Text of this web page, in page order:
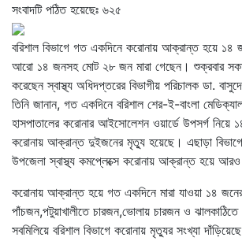
সংবাদটি পঠিত হয়েছেঃ ৬২৫
বরিশাল বিভাগে গত একদিনে করোনায় আক্রান্ত হয়ে ১৪
আরো ১৪ জনসহ মোট ২৮ জন মারা গেছেন। শুক্রবার
করেছেন স্বাস্থ্য অধিদপ্তরের বিভাগীয় পরিচালক ডা.
তিনি জানান, গত একদিনে বরিশাল শের-ই-বাংলা
হাসপাতালের করোনার আইসোলেশন ওয়ার্ডে উপসর্গ নিয়ে
করোনায় আক্রান্ত দুইজনের মৃত্যু হয়েছে। এছাড়া
উপজেলা স্বাস্থ্য কমপ্লেক্সে করোনায় আক্রান্ত হয়ে
করোনায় আক্রান্ত হয়ে গত একদিনে মারা যাওয়া ১৪
পাঁচজন,পটুয়াখালীতে চারজন,ভোলায় চারজন ও
সবমিলিয়ে বরিশাল বিভাগে করোনায় মৃত্যুর সংখ্যা